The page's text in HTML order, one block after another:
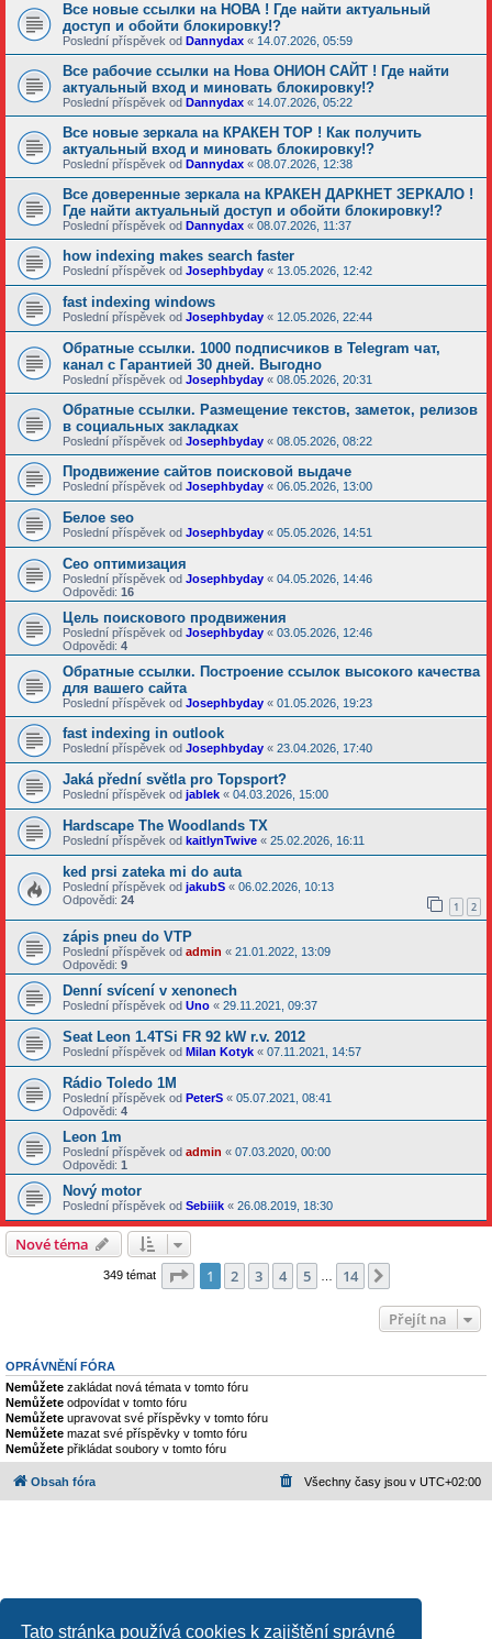
Tato stránka používá cookies k zajištění správné
Все новые ссылки на НОВА ! Где найти актуальный
доступ и обойти блокировку!?
Poslední příspěvek od Dannydax « 14.07.2026, 05:59
Все рабочие ссылки на Нова ОНИОН САЙТ ! Где найти
актуальный вход и миновать блокировку!?
Poslední příspěvek od Dannydax « 14.07.2026, 05:22
Все новые зеркала на КРАКЕН ТОР ! Как получить
актуальный вход и миновать блокировку!?
Poslední příspěvek od Dannydax « 08.07.2026, 12:38
Все доверенные зеркала на КРАКЕН ДАРКНЕТ ЗЕРКАЛО !
Где найти актуальный доступ и обойти блокировку!?
Poslední příspěvek od Dannydax « 08.07.2026, 11:37
how indexing makes search faster
Poslední příspěvek od Josephbyday « 13.05.2026, 12:42
fast indexing windows
Poslední příspěvek od Josephbyday « 12.05.2026, 22:44
Обратные ссылки. 1000 подписчиков в Telegram чат,
канал с Гарантией 30 дней. Выгодно
Poslední příspěvek od Josephbyday « 08.05.2026, 20:31
Обратные ссылки. Размещение текстов, заметок, релизов
в социальных закладках
Poslední příspěvek od Josephbyday « 08.05.2026, 08:22
Продвижение сайтов поисковой выдаче
Poslední příspěvek od Josephbyday « 06.05.2026, 13:00
Белое seo
Poslední příspěvek od Josephbyday « 05.05.2026, 14:51
Сео оптимизация
Poslední příspěvek od Josephbyday « 04.05.2026, 14:46
Odpovědi: 16
Цель поискового продвижения
Poslední příspěvek od Josephbyday « 03.05.2026, 12:46
Odpovědi: 4
Обратные ссылки. Построение ссылок высокого качества
для вашего сайта
Poslední příspěvek od Josephbyday « 01.05.2026, 19:23
fast indexing in outlook
Poslední příspěvek od Josephbyday « 23.04.2026, 17:40
Jaká přední světla pro Topsport?
Poslední příspěvek od jablek « 04.03.2026, 15:00
Hardscape The Woodlands TX
Poslední příspěvek od kaitlynTwive « 25.02.2026, 16:11
ked prsi zateka mi do auta
Poslední příspěvek od jakubS « 06.02.2026, 10:13
Odpovědi: 24 1 2
zápis pneu do VTP
Poslední příspěvek od admin « 21.01.2022, 13:09
Odpovědi: 9
Denní svícení v xenonech
Poslední příspěvek od Uno « 29.11.2021, 09:37
Seat Leon 1.4TSi FR 92 kW r.v. 2012
Poslední příspěvek od Milan Kotyk « 07.11.2021, 14:57
Rádio Toledo 1M
Poslední příspěvek od PeterS « 05.07.2021, 08:41
Odpovědi: 4
Leon 1m
Poslední příspěvek od admin « 07.03.2020, 00:00
Odpovědi: 1
Nový motor
Poslední příspěvek od Sebiiik « 26.08.2019, 18:30
Nové téma
349 témat Stránka z 14
1 2 3 4 5 14
Přejít na
OPRÁVNĚNÍ FÓRA
Nemůžete zakládat nová témata v tomto fóru
Nemůžete odpovídat v tomto fóru
Nemůžete upravovat své příspěvky v tomto fóru
Nemůžete mazat své příspěvky v tomto fóru
Nemůžete přikládat soubory v tomto fóru
Obsah fóra Všechny časy jsou v UTC+02:00